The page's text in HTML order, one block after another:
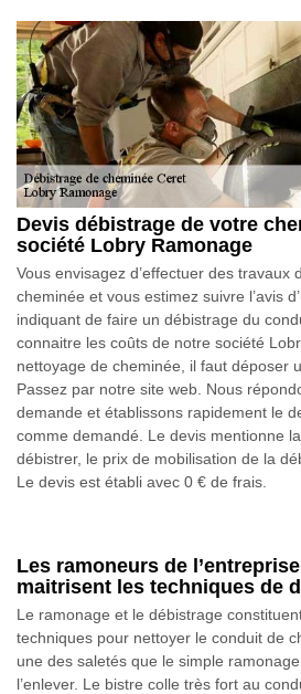
Devis débistrage de votre
société Lobry Ramonage
Vous envisagez d’effectuer des travaux
cheminée et vous estimez suivre l’avis
indiquant de faire un débistrage du
connaitre les coûts de notre société
nettoyage de cheminée, il faut déposer
Passez par notre site web. Nous
demande et établissons rapidement le
comme demandé. Le devis mentionne
débistrer, le prix de mobilisation de la
Le devis est établi avec 0 € de frais.
Les ramoneurs de
maitrisent les techniques de
Le ramonage et le débistrage
techniques pour nettoyer le conduit de
une des saletés que le simple
l’enlever. Le bistre colle très fort au